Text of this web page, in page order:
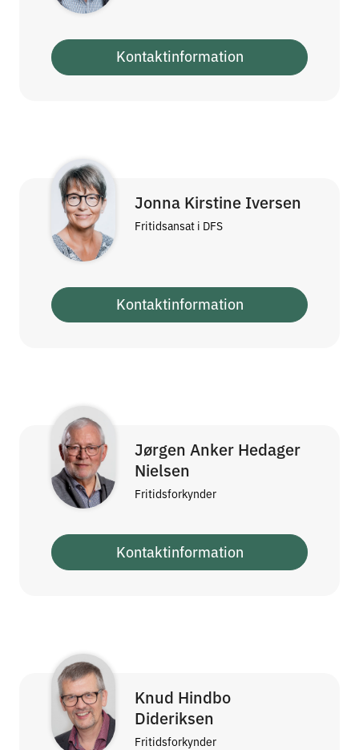
Kontaktinformation
Jonna Kirstine Iversen
Fritidsansat i DFS
Kontaktinformation
Jørgen Anker Hedager
Nielsen
Fritidsforkynder
Kontaktinformation
Knud Hindbo
Dideriksen
Fritidsforkynder